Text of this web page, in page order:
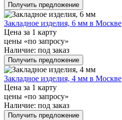
Получить предложение
Закладное изделия, 6 мм в Москве
Цена за 1 карту
цены «по запросу»
Наличие: под заказ
Получить предложение
Закладное изделия, 4 мм в Москве
Цена за 1 карту
цены «по запросу»
Наличие: под заказ
Получить предложение